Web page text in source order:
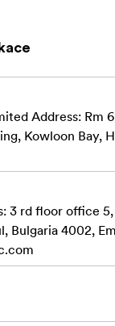
místech
umožňuje
v šesti
stříbrný,
oranžový a
Address: Rm
Kowloon Bay,
3 rd floor office
Bulgaria 4002,